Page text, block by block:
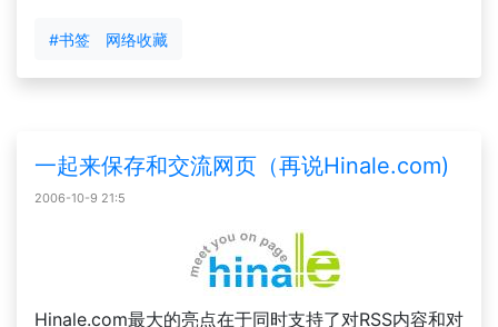
#书签 网络收藏
一起来保存和交流网页（再说Hinale.com)
2006-10-9 21:5
Hinale.com最大的亮点在于同时支持了对RSS内容和对